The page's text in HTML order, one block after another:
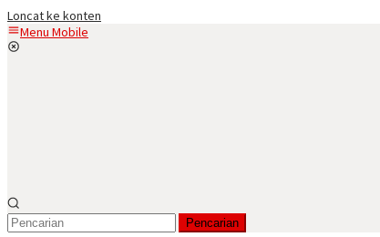
Loncat ke konten
Menu Mobile
Pencarian